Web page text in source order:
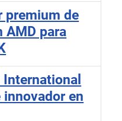
premium de
AMD para
en